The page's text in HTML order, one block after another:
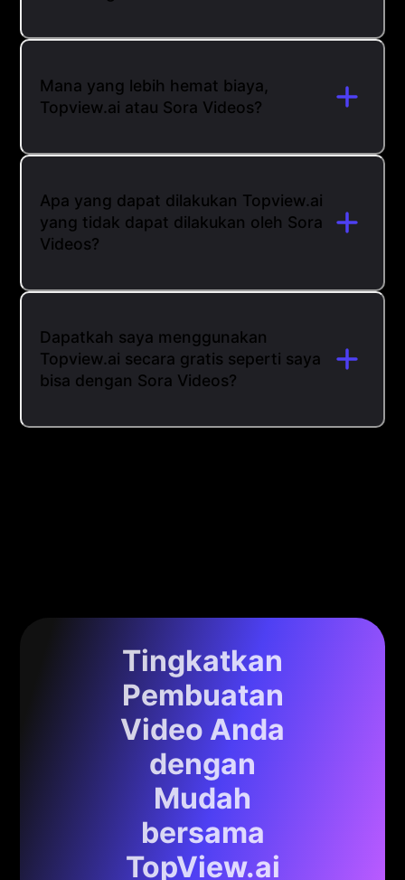
Mana yang lebih hemat biaya,
Topview.ai atau Sora Videos?
Apa yang dapat dilakukan Topview.ai
yang tidak dapat dilakukan oleh Sora
Videos?
Dapatkah saya menggunakan
Topview.ai secara gratis seperti saya
bisa dengan Sora Videos?
Tingkatkan
Pembuatan
Video Anda
dengan
Mudah
bersama
TopView.ai